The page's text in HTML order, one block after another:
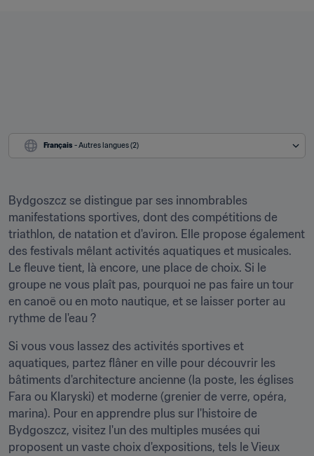
Français - Autres langues (2)
Bydgoszcz se distingue par ses innombrables
manifestations sportives, dont des compétitions de
triathlon, de natation et d'aviron. Elle propose également
des festivals mêlant activités aquatiques et musicales.
Le fleuve tient, là encore, une place de choix. Si le
groupe ne vous plaît pas, pourquoi ne pas faire un tour
en canoë ou en moto nautique, et se laisser porter au
rythme de l'eau ?
Si vous vous lassez des activités sportives et
aquatiques, partez flâner en ville pour découvrir les
bâtiments d'architecture ancienne (la poste, les églises
Fara ou Klaryski) et moderne (grenier de verre, opéra,
marina). Pour en apprendre plus sur l'histoire de
Bydgoszcz, visitez l'un des multiples musées qui
proposent un vaste choix d'expositions, tels le Vieux